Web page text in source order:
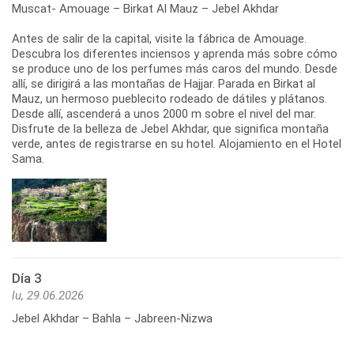
Muscat- Amouage – Birkat Al Mauz – Jebel Akhdar
Antes de salir de la capital, visite la fábrica de Amouage.
Descubra los diferentes inciensos y aprenda más sobre cómo
se produce uno de los perfumes más caros del mundo. Desde
allí, se dirigirá a las montañas de Hajjar. Parada en Birkat al
Mauz, un hermoso pueblecito rodeado de dátiles y plátanos.
Desde allí, ascenderá a unos 2000 m sobre el nivel del mar.
Disfrute de la belleza de Jebel Akhdar, que significa montaña
verde, antes de registrarse en su hotel. Alojamiento en el Hotel
Sama.
Día 3
lu, 29.06.2026
Jebel Akhdar – Bahla – Jabreen-Nizwa